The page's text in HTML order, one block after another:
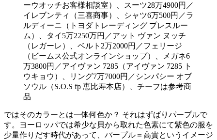
ーウオッチお客様相談室）、スーツ28万4900円／
イレブンティ（三喜商事）、シャツ6万500円／ラ
ルディーニ（トヨダトレーディング プレスルー
ム）、タイ5万2250万円／アット ヴァン ヌッチ
（レガーレ）、ベルト2万2000円／フェリージ
（ビームス公式オンラインショップ）、メガネ6
万3800円／アイヴァン 7285（アイヴァン 7285 ト
ウキョウ）、リング7万7000円／シンパシー オブ
ソウル（S.O.S fp 恵比寿本店）、チーフは参考商
品
ではそのカラーとは一体何色か？ それはずばりパープルで
す。ヨーロッパでは希少な貝から取れた色素にて紫色の服を
少量作りだす時代があって、パープル＝高貴というイメージ